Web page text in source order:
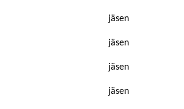
jäsen
jäsen
jäsen
jäsen